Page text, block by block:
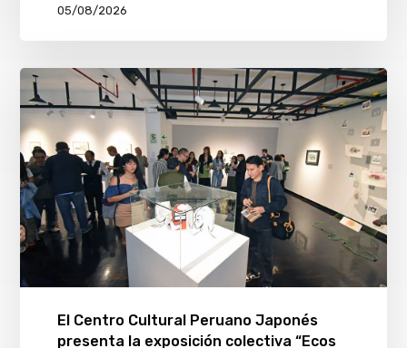
05/08/2026
El Centro Cultural Peruano Japonés
presenta la exposición colectiva “Ecos